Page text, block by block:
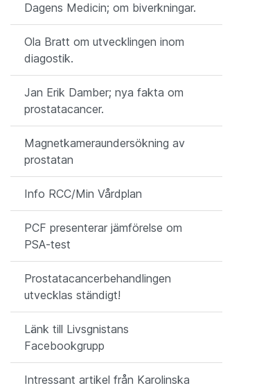
Dagens Medicin; om biverkningar.
Ola Bratt om utvecklingen inom
diagostik.
Jan Erik Damber; nya fakta om
prostatacancer.
Magnetkameraundersökning av
prostatan
Info RCC/Min Vårdplan
PCF presenterar jämförelse om
PSA-test
Prostatacancerbehandlingen
utvecklas ständigt!
Länk till Livsgnistans
Facebookgrupp
Intressant artikel från Karolinska